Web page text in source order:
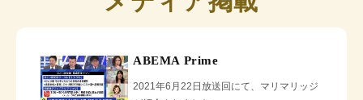
ABEMA Prime
2021年6月22日放送回にて、マリマリッジ